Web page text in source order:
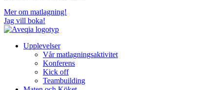
Mer om matlagning!
Jag vill boka!
Upplevelser
Vår matlagningsaktivitet
Konferens
Kick off
Teambuilding